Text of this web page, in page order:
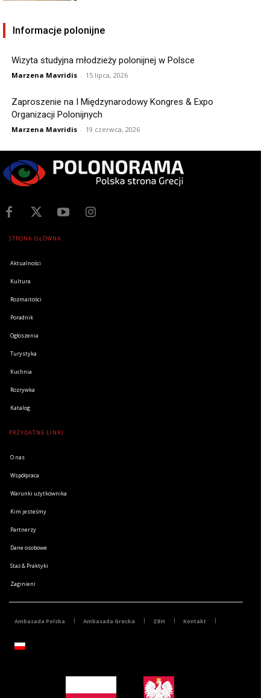
Informacje polonijne
Wizyta studyjna młodzieży polonijnej w Polsce
Marzena Mavridis - 15 lipca, 2026
Zaproszenie na I Międzynarodowy Kongres & Expo
Organizacji Polonijnych
Marzena Mavridis - 19 czerwca, 2026
STRONA GŁÓWNA
Aktualności
Kultura
Rozmaitości
Poradnik
Ogłoszenia
Turystyka
Kuchnia
Rozrywka
Katalog
PRZYDATNE LINKI
O nas
Współpraca
Warunki użytkownika
Kim jesteśmy
Partnerzy
Dane osobowe
Staż & Praktyki
Zaginieni
Ambasada Polska Ambasada Grecka ZBH Kontakt